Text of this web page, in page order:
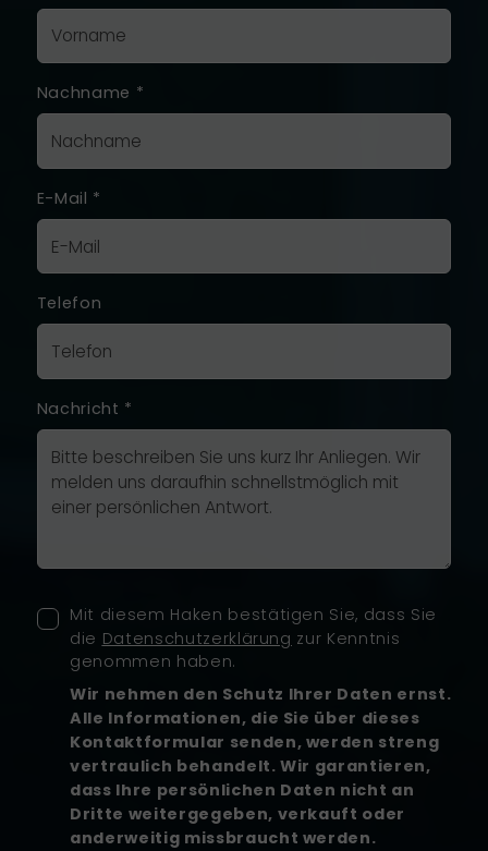
Nachname *
E-Mail *
Telefon
Nachricht *
Mit diesem Haken bestätigen Sie, dass Sie
die Datenschutzerklärung zur Kenntnis
genommen haben.
Wir nehmen den Schutz Ihrer Daten ernst.
Alle Informationen, die Sie über dieses
Kontaktformular senden, werden streng
vertraulich behandelt. Wir garantieren,
dass Ihre persönlichen Daten nicht an
Dritte weitergegeben, verkauft oder
anderweitig missbraucht werden.